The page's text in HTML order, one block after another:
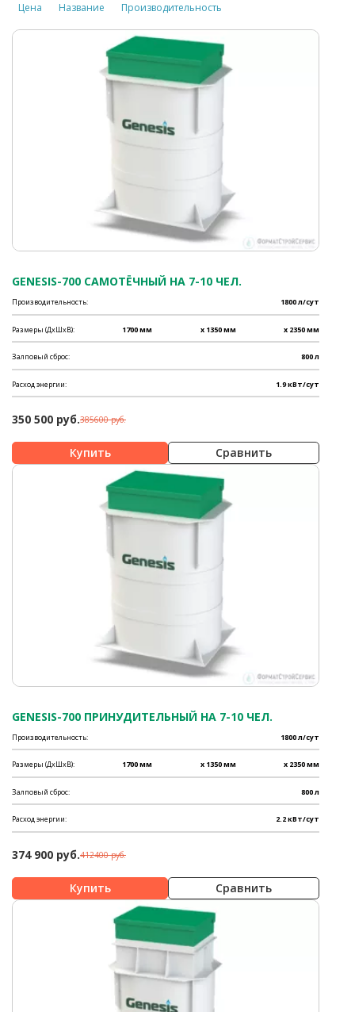
Цена
Название Производительность
GENESIS-700 САМОТЁЧНЫЙ НА 7-10 ЧЕЛ.
Производительность: 1800 л/сут
Размеры (ДхШхВ): 1700 мм x 1350 мм x 2350 мм
Залповый сброс: 800 л
Расход энергии: 1.9 кВт/сут
350 500 руб.385600 руб.
Сравнить
GENESIS-700 ПРИНУДИТЕЛЬНЫЙ НА 7-10 ЧЕЛ.
Производительность: 1800 л/сут
Размеры (ДхШхВ): 1700 мм x 1350 мм x 2350 мм
Залповый сброс: 800 л
Расход энергии: 2.2 кВт/сут
374 900 руб.412400 руб.
Сравнить